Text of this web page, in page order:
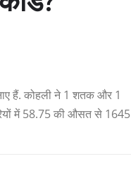
हैं. कोहली ने 1 शतक और 1
में 58.75 की औसत से 1645